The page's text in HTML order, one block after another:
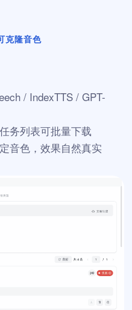
克隆音色
/ IndexTTS / GPT-
务列表可批量下载
音色，效果自然真实